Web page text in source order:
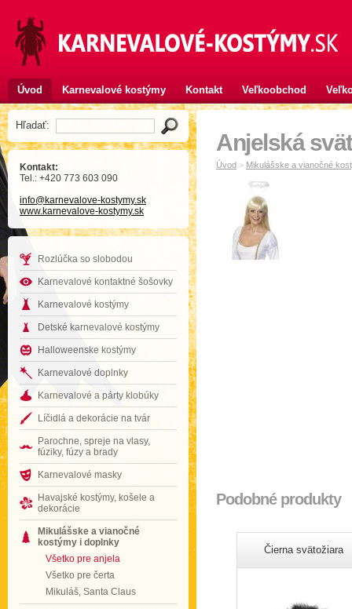
Úvod Karnevalové kostýmy Kontakt Veľkoobchod
Hľadať:
Kontakt:
Tel.: +420 773 603 090
info@karnevalove-kostymy.sk
www.karnevalove-kostymy.sk
Rozlúčka so slobodou
Karnevalové kontaktné šošovky
Karnevalové kostýmy
Detské karnevalové kostýmy
Halloweenske kostýmy
Karnevalové doplnky
Karnevalové a párty klobúky
Líčidlá a dekorácie na tvár
Parochne, spreje na vlasy,
fúziky, fúzy a brady
Karnevalové masky
Havajské kostýmy, košele a
dekorácie
Mikulášske a vianočné
kostýmy i doplnky
Všetko pre anjela
Všetko pre čerta
Mikuláš, Santa Claus
Anjelská
Úvod > Mikulášske a vianočné
Podobné produkty
Čierna svätožiara